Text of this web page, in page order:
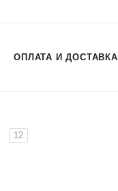
ОПЛАТА И ДОСТАВКА
12